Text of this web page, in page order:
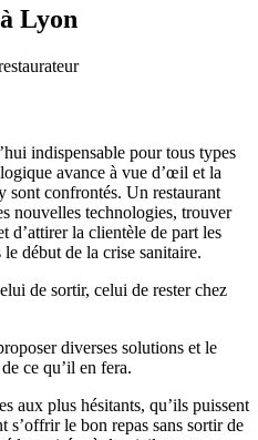
Lyon
indispensable pour tous types
avance à vue d’œil et la
sont confrontés. Un restaurant
nouvelles technologies, trouver
d’attirer la clientèle de part les
début de la crise sanitaire.
de sortir, celui de rester chez
diverses solutions et le
ce qu’il en fera.
aux plus hésitants, qu’ils puissent
s’offrir le bon repas sans sortir de